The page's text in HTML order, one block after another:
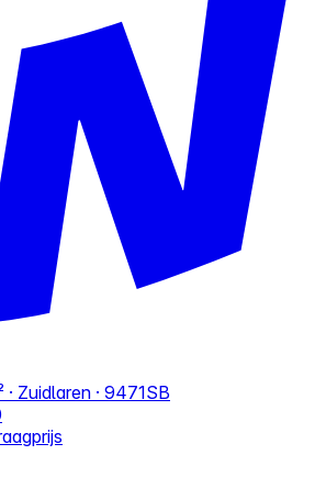
· Zuidlaren · 9471SB